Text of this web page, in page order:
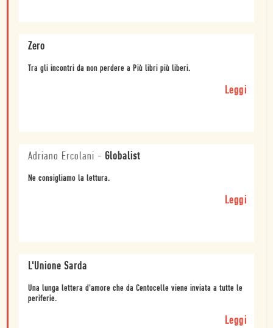
Zero
Tra gli incontri da non perdere a Più libri più liberi.
Leggi
Adriano Ercolani - Globalist
Ne consigliamo la lettura.
Leggi
L'Unione Sarda
Una lunga lettera d'amore che da Centocelle viene inviata a tutte le
periferie.
Leggi